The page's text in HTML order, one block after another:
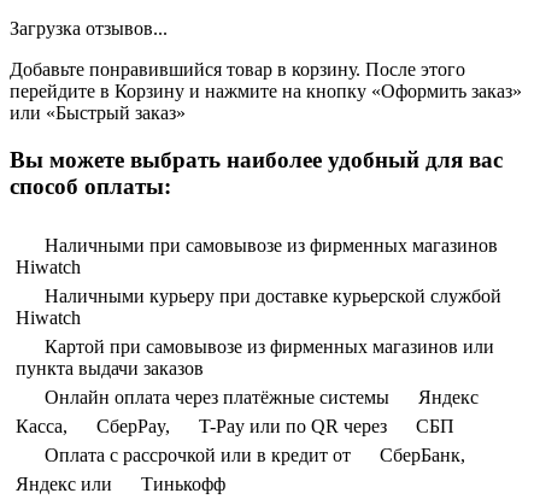
Загрузка отзывов...
Добавьте понравившийся товар в корзину. После этого
перейдите в Корзину и нажмите на кнопку «Оформить заказ»
или «Быстрый заказ»
Вы можете выбрать наиболее удобный для вас
способ оплаты:
Наличными при самовывозе из фирменных магазинов
Hiwatch
Наличными курьеру при доставке курьерской службой
Hiwatch
Картой при самовывозе из фирменных магазинов или
пункта выдачи заказов
Онлайн оплата через платёжные системы
Яндекс
Касса,
СберPay, T-Pay или по QR через
СБП
Оплата с рассрочкой или в кредит от
СберБанк,
Яндекс или
Тинькофф